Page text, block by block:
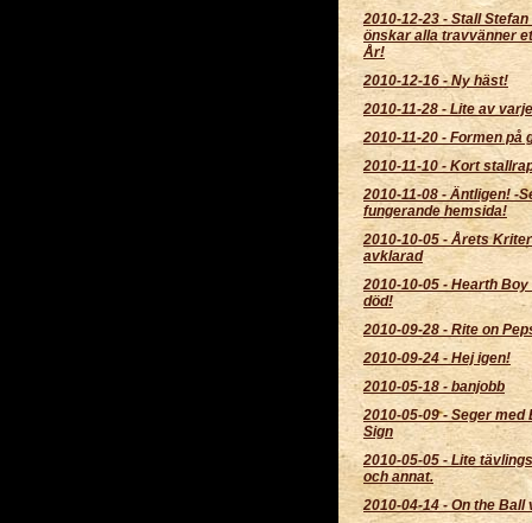
2010-12-23- Stall Stefan
önskar alla travvänner
År!
2010-12-16 -Ny häst!
2010-11-28 - Lite av
2010-11-20 - Formen på
2010-11-10- Kort
2010-11-08 -Äntligen! -
fungerande hemsida!
2010-10-05-Årets
avklarad
2010-10-05 -Hearth Boy
död!
2010-09-28 - Rite on
2010-09-24 - Hej igen!
2010-05-18- banjobb
2010-05-09-Seger med
Sign
2010-05-05 -Lite
och annat.
2010-04-14-On the Ball